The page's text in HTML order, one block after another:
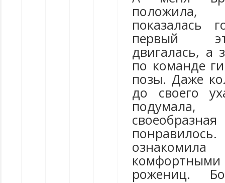
положила,
показалась
первый
двигалась, а
по команде
позы. Даже
до своего
рожениц.